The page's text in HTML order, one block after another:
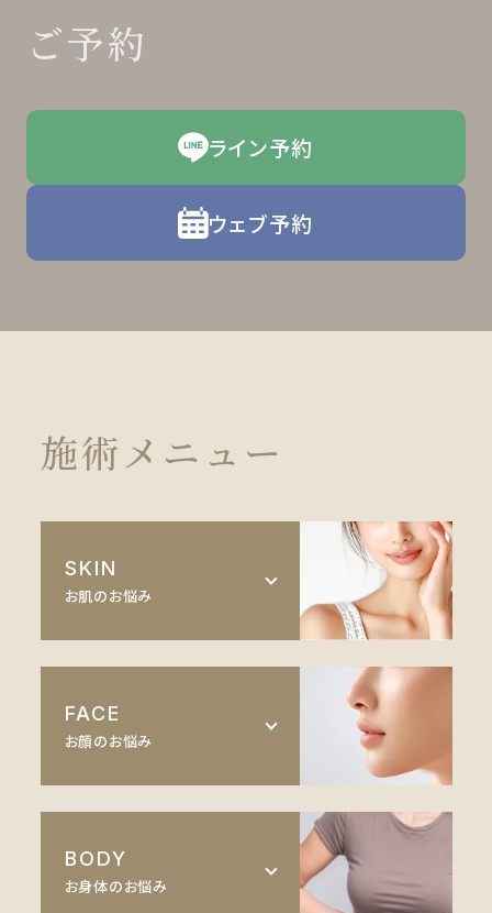
ご予約
ライン予約
ウェブ予約
施術メニュー
SKIN
お肌のお悩み
医療脱毛
ルメッカ
ピーリング
レーザーフェイシャル
FACE
お顔のお悩み
目元
鼻
BODY
お身体のお悩み